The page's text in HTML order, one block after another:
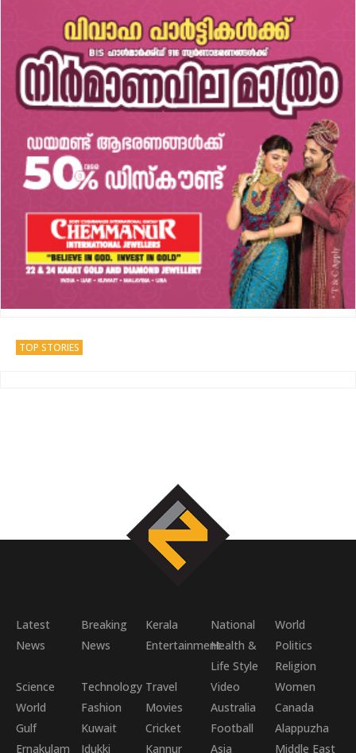
TOP STORIES
Latest
News
Breaking
News
Kerala National
World
EntertainmentHealth &
Life Style
Politics
Religion
Science
World
Technology Travel Video
Women
Fashion
Movies Australia
Canada
Gulf
Kuwait Cricket Football
Alappuzha
Ernakulam
Idukki Kannur Asia Middle East